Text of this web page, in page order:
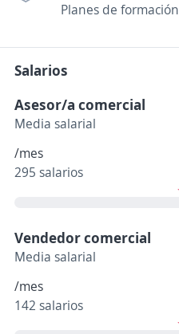
Planes de formación
Salarios
Asesor/a comercial
Media salarial
/mes
295 salarios
Vendedor comercial
Media salarial
/mes
142 salarios